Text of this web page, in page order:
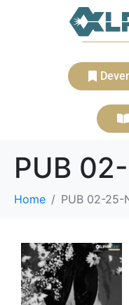
PUB
Home PUB 02-25-